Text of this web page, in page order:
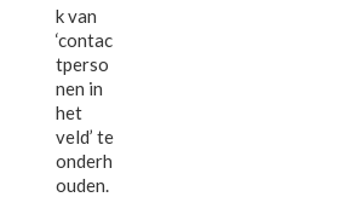
k van
‘contac
tperso
nen in
het
veld’ te
onderh
ouden.